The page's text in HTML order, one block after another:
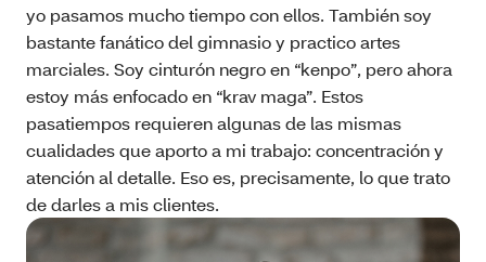
yo pasamos mucho tiempo con ellos. También soy
bastante fanático del gimnasio y practico artes
marciales. Soy cinturón negro en “kenpo”, pero ahora
estoy más enfocado en “krav maga”. Estos
pasatiempos requieren algunas de las mismas
cualidades que aporto a mi trabajo: concentración y
atención al detalle. Eso es, precisamente, lo que trato
de darles a mis clientes.